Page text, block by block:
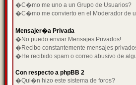
�C�mo me uno a un Grupo de Usuarios?
�C�mo me convierto en el Moderador de
Mensajer�a Privada
�No puedo enviar Mensajes Privados!
�Recibo constantemente mensajes
�He recibido spam o correo abusivo de
Con respecto a phpBB 2
�Qui�n hizo este sistema de foros?